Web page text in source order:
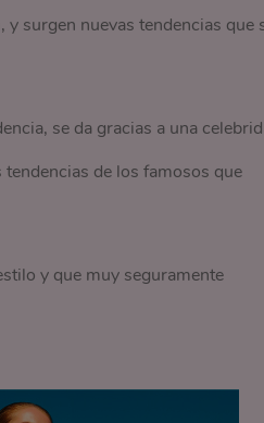
surgen nuevas tendencias que
se da gracias a una
de los famosos que
y que muy seguramente